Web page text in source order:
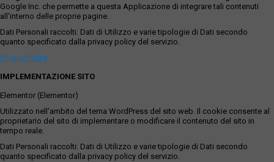
Google Inc. che permette a questa Applicazione di integrare tali contenuti
all'interno delle proprie pagine.
Dati Personali raccolti: Dati di Utilizzo e varie tipologie di Dati secondo
quanto specificato dalla privacy policy del servizio.
Privacy Policy
IMPLEMENTAZIONE SITO
Elementor (Elementor)
Utilizzato nell'ambito del tema WordPress del sito web. Il cookie consente al
proprietario del sito di implementare o modificare il contenuto del sito in
tempo reale.
Dati Personali raccolti: Dati di Utilizzo e varie tipologie di Dati secondo
quanto specificato dalla privacy policy del servizio.